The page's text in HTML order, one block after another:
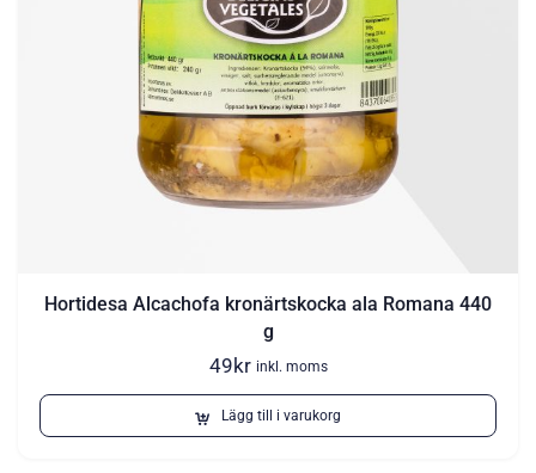
Hortidesa Alcachofa kronärtskocka ala Romana 440
g
49kr inkl. moms
Lägg till i varukorg